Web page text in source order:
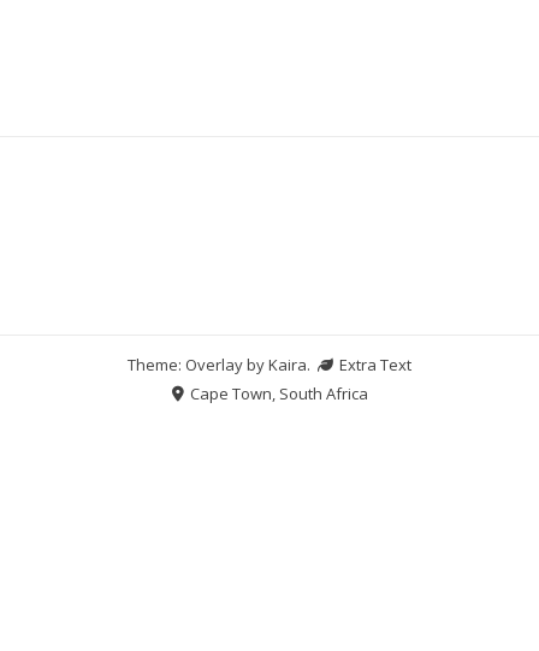
Theme: Overlay byKaira.
Extra Text
Cape Town, South Africa